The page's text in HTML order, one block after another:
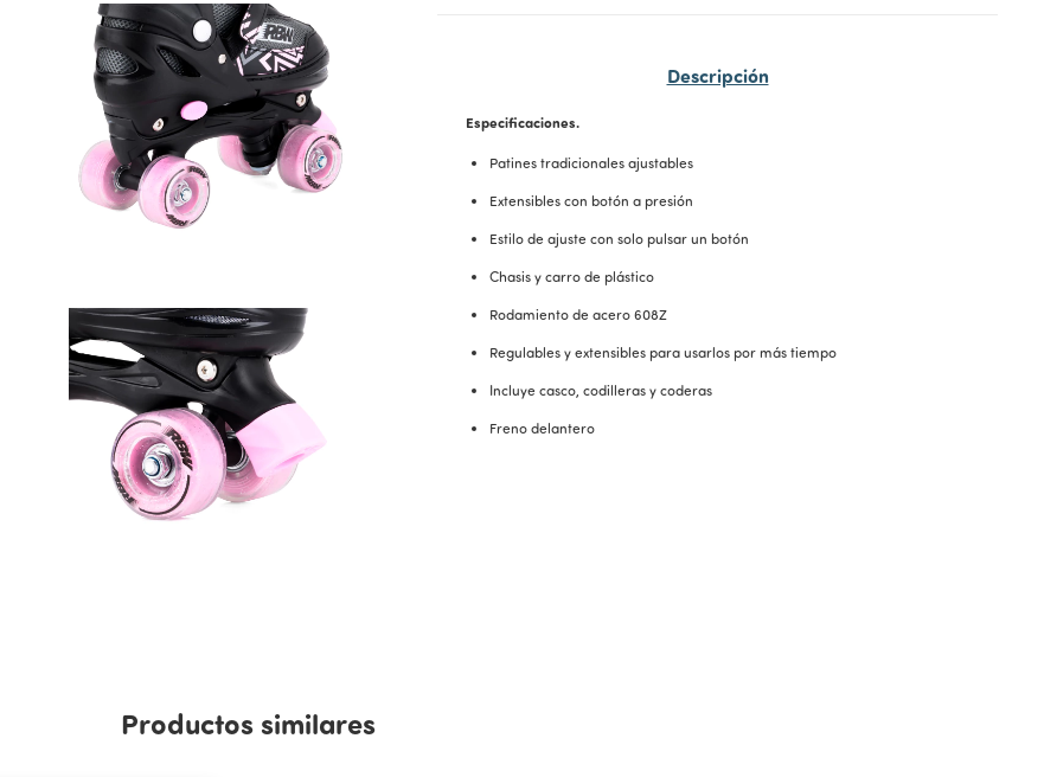
Descripción
Especificaciones.
Patines tradicionales ajustables
Extensibles con botón a presión
Estilo de ajuste con solo pulsar un botón
Chasis y carro de plástico
Rodamiento de acero 608Z
Regulables y extensibles para usarlos por más tiempo
Incluye casco, codilleras y coderas
Freno delantero
Productos similares